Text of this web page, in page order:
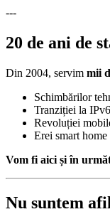
---
20 de ani de
Din 2004, servim mii
Schimbărilor
Tranziției la IPv6
Revoluției
Erei smart home
Vom fi aici și în
Nu suntem